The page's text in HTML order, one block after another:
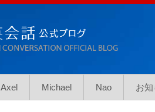
Axel Michael Nao お